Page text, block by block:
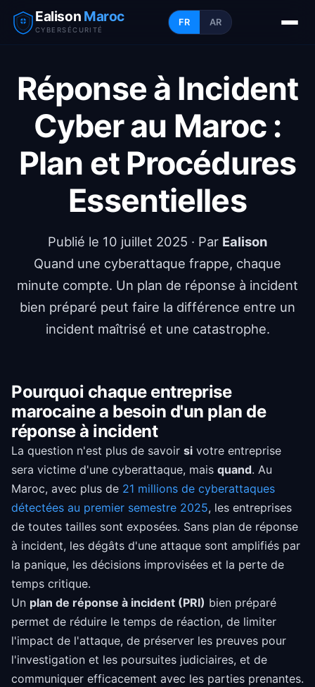
Ealison Maroc
CYBERSÉCURITÉ
FR AR
Réponse à Incident
Cyber au Maroc :
Plan et Procédures
Essentielles
Publié le 10 juillet 2025 · Par Ealison
Quand une cyberattaque frappe, chaque
minute compte. Un plan de réponse à incident
bien préparé peut faire la différence entre un
incident maîtrisé et une catastrophe.
Pourquoi chaque entreprise
marocaine a besoin d'un plan de
réponse à incident
La question n'est plus de savoir si votre entreprise
sera victime d'une cyberattaque, mais quand. Au
Maroc, avec plus de 21 millions de cyberattaques
détectées au premier semestre 2025, les entreprises
de toutes tailles sont exposées. Sans plan de réponse
à incident, les dégâts d'une attaque sont amplifiés par
la panique, les décisions improvisées et la perte de
temps critique.
Un plan de réponse à incident (PRI) bien préparé
permet de réduire le temps de réaction, de limiter
l'impact de l'attaque, de préserver les preuves pour
l'investigation et les poursuites judiciaires, et de
communiquer efficacement avec les parties prenantes.